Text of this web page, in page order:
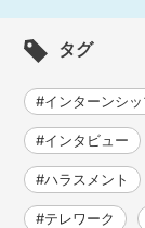
タグ
#インターンシ
#インタビュー
#ハラスメント
#テレワーク